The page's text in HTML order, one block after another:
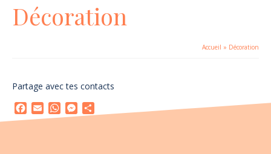
Décoration
Accueil » Décoration
Partage avec tes contacts
Facebook
EmailWhatsAppMessenger